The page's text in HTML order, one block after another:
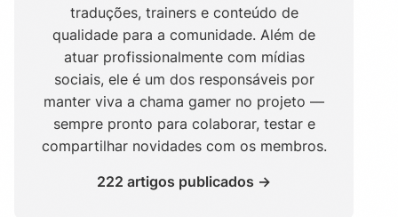
traduções, trainers e conteúdo de
qualidade para a comunidade. Além de
atuar profissionalmente com mídias
sociais, ele é um dos responsáveis por
manter viva a chama gamer no projeto —
sempre pronto para colaborar, testar e
compartilhar novidades com os membros.
222 artigos publicados →